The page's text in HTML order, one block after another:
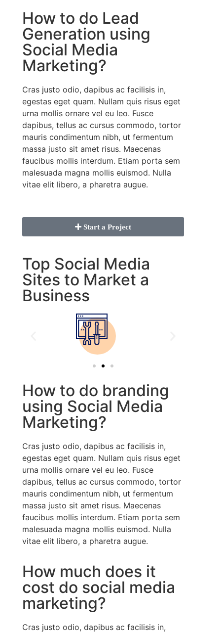
How to do Lead
Generation using
Social Media
Marketing?
Cras justo odio, dapibus ac facilisis in,
egestas eget quam. Nullam quis risus eget
urna mollis ornare vel eu leo. Fusce
dapibus, tellus ac cursus commodo, tortor
mauris condimentum nibh, ut fermentum
massa justo sit amet risus. Maecenas
faucibus mollis interdum. Etiam porta sem
malesuada magna mollis euismod. Nulla
vitae elit libero, a pharetra augue.
Start a Project
Top Social Media
Sites to Market a
Business
How to do branding
using Social Media
Marketing?
Cras justo odio, dapibus ac facilisis in,
egestas eget quam. Nullam quis risus eget
urna mollis ornare vel eu leo. Fusce
dapibus, tellus ac cursus commodo, tortor
mauris condimentum nibh, ut fermentum
massa justo sit amet risus. Maecenas
faucibus mollis interdum. Etiam porta sem
malesuada magna mollis euismod. Nulla
vitae elit libero, a pharetra augue.
How much does it
cost do social media
marketing?
Cras justo odio, dapibus ac facilisis in,